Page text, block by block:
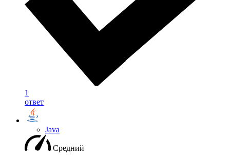
1
ответ
Java
Средний